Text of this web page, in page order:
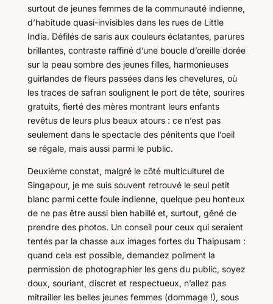
surtout de jeunes femmes de la communauté indienne,
d’habitude quasi-invisibles dans les rues de Little
India. Défilés de saris aux couleurs éclatantes, parures
brillantes, contraste raffiné d’une boucle d’oreille dorée
sur la peau sombre des jeunes filles, harmonieuses
guirlandes de fleurs passées dans les chevelures, où
les traces de safran soulignent le port de tête, sourires
gratuits, fierté des mères montrant leurs enfants
revêtus de leurs plus beaux atours : ce n’est pas
seulement dans le spectacle des pénitents que l’oeil
se régale, mais aussi parmi le public.
Deuxième constat, malgré le côté multiculturel de
Singapour, je me suis souvent retrouvé le seul petit
blanc parmi cette foule indienne, quelque peu honteux
de ne pas être aussi bien habillé et, surtout, gêné de
prendre des photos. Un conseil pour ceux qui seraient
tentés par la chasse aux images fortes du Thaipusam :
quand cela est possible, demandez poliment la
permission de photographier les gens du public, soyez
doux, souriant, discret et respectueux, n’allez pas
mitrailler les belles jeunes femmes (dommage !), sous